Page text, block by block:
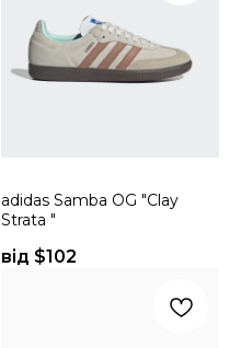
adidas Samba OG "Clay
Strata "
від $102